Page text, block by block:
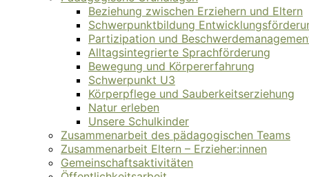
Beziehung zwischen Erziehern und Eltern
Schwerpunktbildung
Partizipation und
Alltagsintegrierte Sprachförderung
Bewegung und Körpererfahrung
Schwerpunkt U3
Körperpflege und Sauberkeitserziehung
Natur erleben
Unsere Schulkinder
Zusammenarbeit des pädagogischen Teams
Zusammenarbeit Eltern – Erzieher:innen
Gemeinschaftsaktivitäten
Öffentlichkeitsarbeit